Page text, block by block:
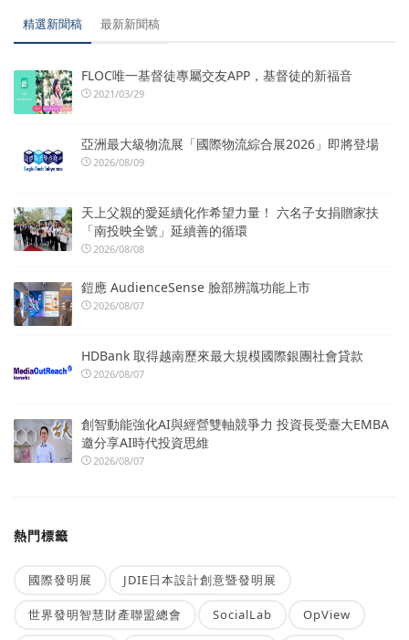
精選新聞稿 最新新聞稿
FLOC唯一基督徒專屬交友APP，基督徒的新福音
2021/03/29
亞洲最大級物流展「國際物流綜合展2026」即將登場
2026/08/09
天上父親的愛延續化作希望力量！ 六名子女捐贈家扶
「南投映全號」延續善的循環
2026/08/08
鎧應 AudienceSense 臉部辨識功能上市
2026/08/07
HDBank 取得越南歷來最大規模國際銀團社會貸款
2026/08/07
創智動能強化AI與經營雙軸競爭力 投資長受臺大EMBA
邀分享AI時代投資思維
2026/08/07
熱門標籤
國際發明展 JDIE日本設計創意暨發明展
世界發明智慧財產聯盟總會 SocialLab OpView